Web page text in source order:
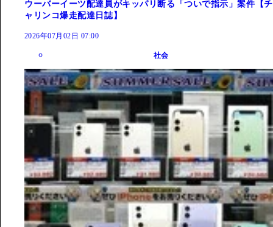
ウーバーイーツ配達員がキッパリ断る「ついで指示」案件【チ
ャリンコ爆走配達日誌】
2026年07月02日 07:00
社会